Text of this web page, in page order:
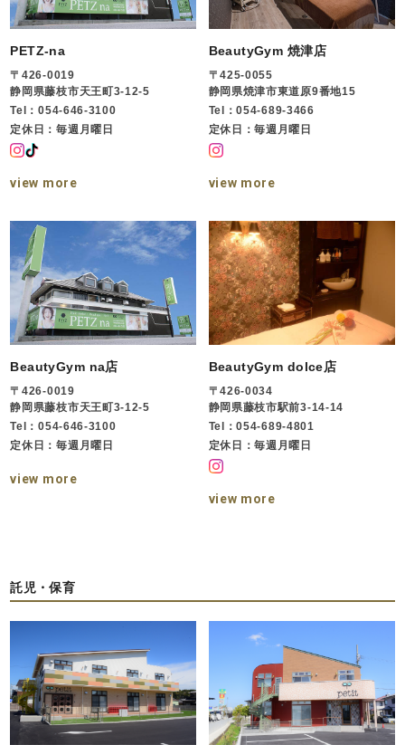
PETZ-na
〒426-0019
静岡県藤枝市天王町3-12-5
Tel：054-646-3100
定休日：毎週月曜日
view more
BeautyGym 焼津店
〒425-0055
静岡県焼津市東道原9番地15
Tel：054-689-3466
定休日：毎週月曜日
view more
BeautyGym na店
〒426-0019
静岡県藤枝市天王町3-12-5
Tel：054-646-3100
定休日：毎週月曜日
view more
BeautyGym dolce店
〒426-0034
静岡県藤枝市駅前3-14-14
Tel：054-689-4801
定休日：毎週月曜日
view more
託児・保育